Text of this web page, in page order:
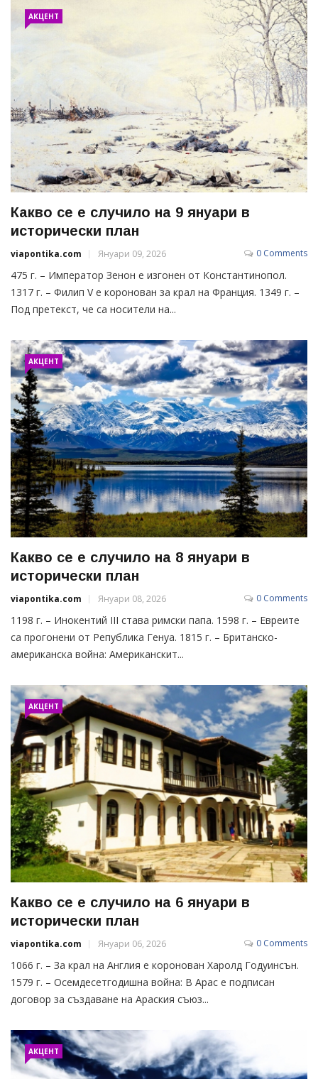
АКЦЕНТ
Какво се е случило на 9 януари в
исторически план
viapontika.com Януари 09, 2026 0 Comments
475 г. – Император Зенон е изгонен от Константинопол.
1317 г. – Филип V е коронован за крал на Франция. 1349 г. –
Под претекст, че са носители на...
АКЦЕНТ
Какво се е случило на 8 януари в
исторически план
viapontika.com Януари 08, 2026 0 Comments
1198 г. – Инокентий III става римски папа. 1598 г. – Евреите
са прогонени от Република Генуа. 1815 г. – Британско-
американска война: Американскит...
АКЦЕНТ
Какво се е случило на 6 януари в
исторически план
viapontika.com Януари 06, 2026 0 Comments
1066 г. – За крал на Англия е коронован Харолд Годуинсън.
1579 г. – Осемдесетгодишна война: В Арас е подписан
договор за създаване на Араския съюз...
АКЦЕНТ